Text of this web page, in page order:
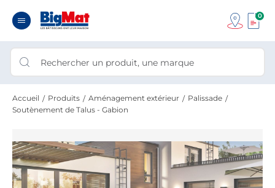
0
Accueil Produits Aménagement extérieur
Palissade
Soutènement de Talus - Gabion